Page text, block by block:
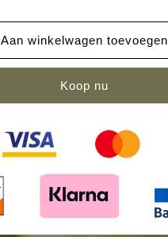
Aan winkelwagen toevoegen